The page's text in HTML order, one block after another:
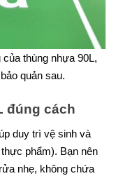
thùng nhựa 90L,
quản sau.
đúng cách
duy trì vệ sinh và
phẩm). Bạn nên
nhẹ, không chứa